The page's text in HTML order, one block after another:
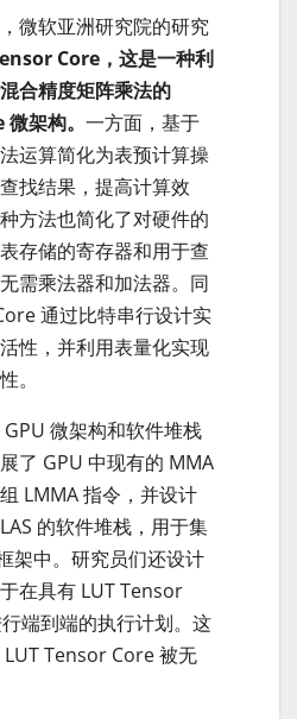
微软亚洲研究院的研究
Core，这是一种利
合精度矩阵乘法的
架构。 一方面，基于
运算简化为表预计算操
找结果，提高计算效
方法也简化了对硬件的
存储的寄存器和用于查
需乘法器和加法器。同
通过比特串行设计实
性，并利用表量化实现
。
微架构和软件堆栈
了 GPU 中现有的 MMA
LMMA 指令，并设计
的软件堆栈，用于集
架中。研究员们还设计
在具有 LUT Tensor
端到端的执行计划。这
Tensor Core 被无